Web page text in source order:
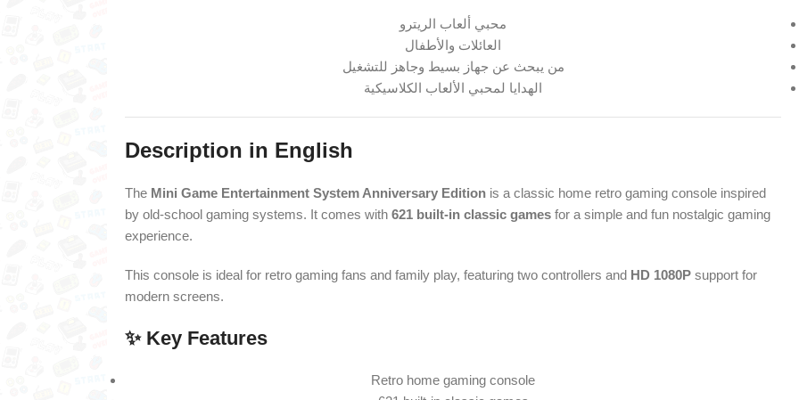
محبي ألعاب الريترو
العائلات والأطفال
من يبحث عن جهاز بسيط وجاهز للتشغيل
الهدايا لمحبي الألعاب الكلاسيكية
Description in English
The Mini Game Entertainment System Anniversary Edition is a classic home retro gaming console inspired
by old-school gaming systems. It comes with621 built-in classic games for a simple and fun nostalgic gaming
experience.
This console is ideal for retro gaming fans and family play, featuring two controllers and HD 1080P support for
modern screens.
✨ Key Features
Retro home gaming console